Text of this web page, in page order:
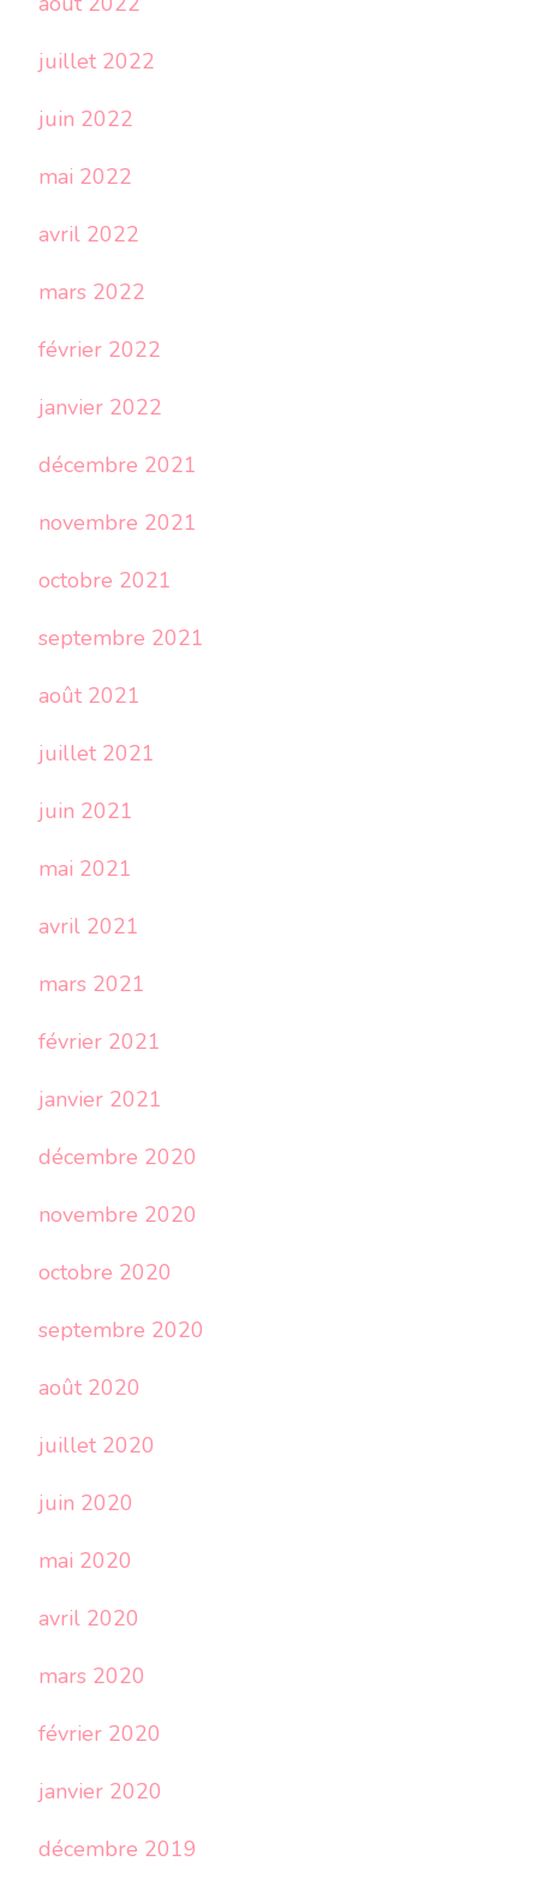
juillet 2022
juin 2022
mai 2022
avril 2022
mars 2022
février 2022
janvier 2022
décembre 2021
novembre 2021
octobre 2021
septembre 2021
août 2021
juillet 2021
juin 2021
mai 2021
avril 2021
mars 2021
février 2021
janvier 2021
décembre 2020
novembre 2020
octobre 2020
septembre 2020
août 2020
juillet 2020
juin 2020
mai 2020
avril 2020
mars 2020
février 2020
janvier 2020
décembre 2019